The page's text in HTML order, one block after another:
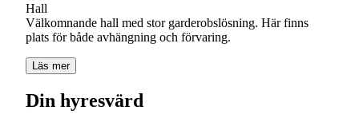
Hall
Välkomnande hall med stor garderobslösning. Här finns
Läs mer
Din hyresvärd